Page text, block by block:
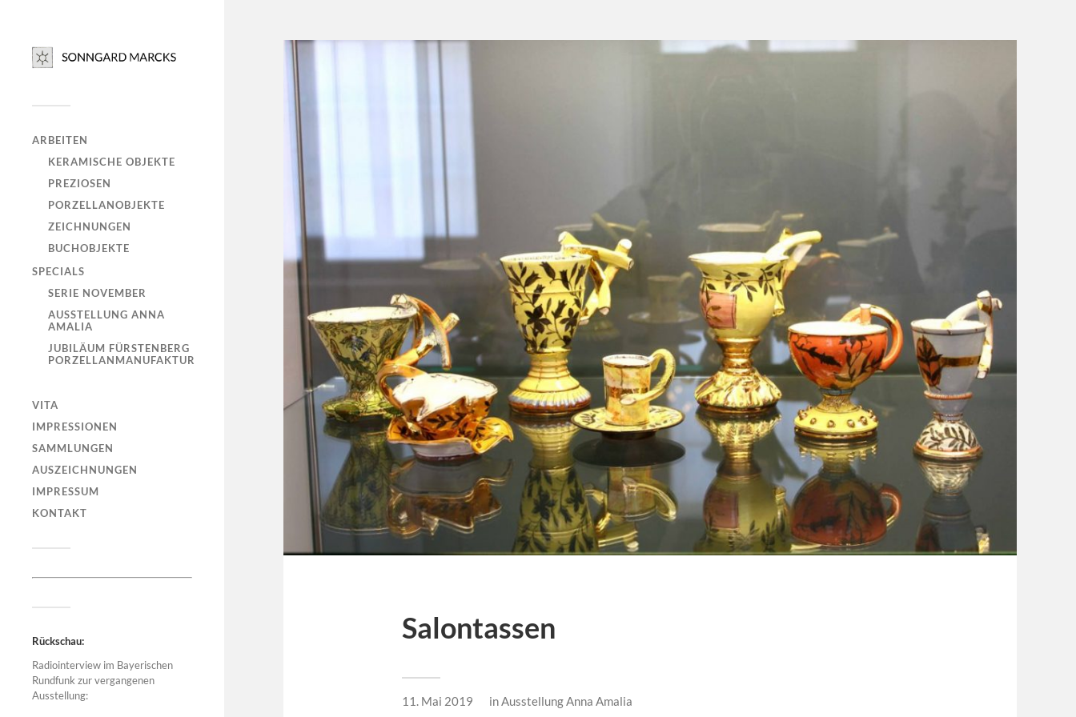
ARBEITEN
KERAMISCHE OBJEKTE
PREZIOSEN
PORZELLANOBJEKTE
ZEICHNUNGEN
BUCHOBJEKTE
SPECIALS
SERIE NOVEMBER
AUSSTELLUNG ANNA
AMALIA
JUBILÄUM FÜRSTENBERG
PORZELLANMANUFAKTUR
VITA
IMPRESSIONEN
SAMMLUNGEN
AUSZEICHNUNGEN
IMPRESSUM
KONTAKT
Rückschau:
Radiointerview im Bayerischen
Rundfunk zur vergangenen
Ausstellung:
Salontassen
11. Mai 2019 inAusstellung Anna Amalia